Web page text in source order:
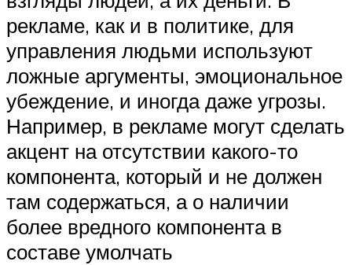
рекламе, как и в политике, для
управления людьми используют
ложные аргументы, эмоциональное
убеждение, и иногда даже угрозы.
Например, в рекламе могут сделать
акцент на отсутствии какого-то
компонента, который и не должен
там содержаться, а о наличии
более вредного компонента в
составе умолчать